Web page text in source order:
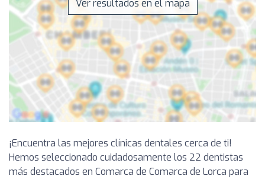
Ver resultados en el mapa
¡Encuentra las mejores clínicas dentales cerca de ti!
Hemos seleccionado cuidadosamente los 22 dentistas
más destacados en Comarca de Comarca de Lorca para